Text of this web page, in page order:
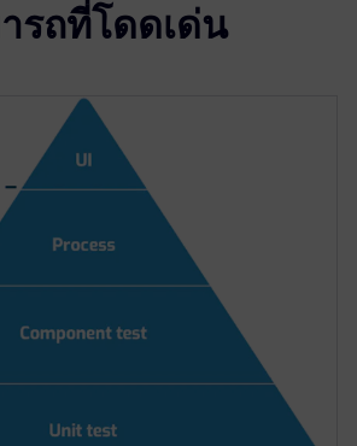
รถที่โดดเด่น